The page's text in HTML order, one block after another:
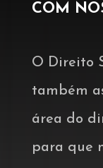
COM
O Direito
também
área do
para que